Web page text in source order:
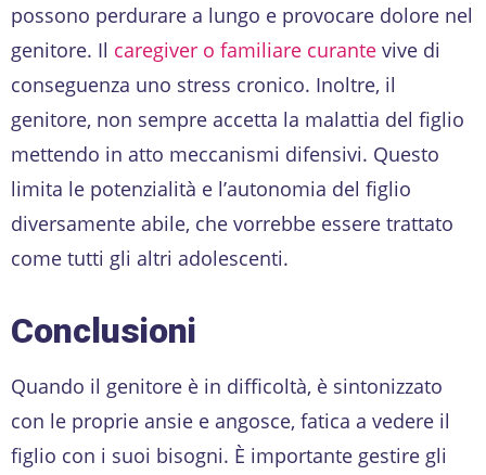
possono perdurare a lungo e provocare dolore nel
genitore. Il caregiver o familiare curante vive di
conseguenza uno stress cronico. Inoltre, il
genitore, non sempre accetta la malattia del figlio
mettendo in atto meccanismi difensivi. Questo
limita le potenzialità e l’autonomia del figlio
diversamente abile, che vorrebbe essere trattato
come tutti gli altri adolescenti.
Conclusioni
Quando il genitore è in difficoltà, è sintonizzato
con le proprie ansie e angosce, fatica a vedere il
figlio con i suoi bisogni. È importante gestire gli